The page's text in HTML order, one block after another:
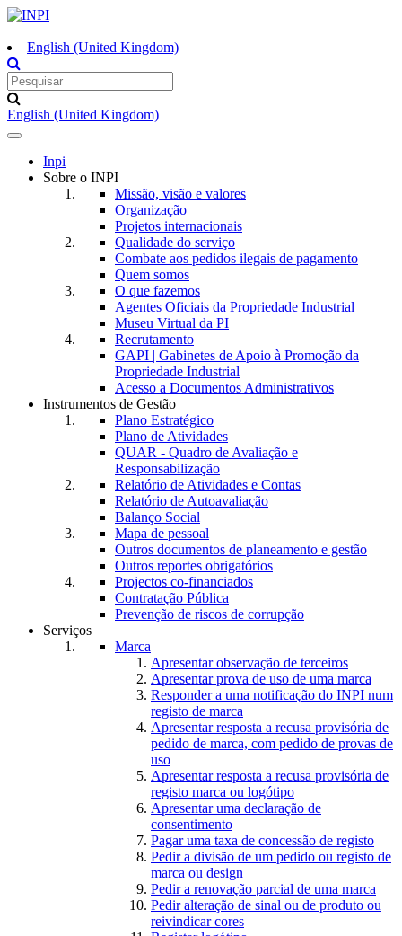
English (United Kingdom)
English (United Kingdom)
Toggle
navigation
Inpi
Sobre o INPI
Missão, visão e valores
Organização
Projetos internacionais
Qualidade do serviço
Combate aos pedidos ilegais de pagamento
Quem somos
O que fazemos
Agentes Oficiais da Propriedade Industrial
Museu Virtual da PI
Recrutamento
GAPI | Gabinetes de Apoio à Promoção da
Propriedade Industrial
Acesso a Documentos Administrativos
Instrumentos de Gestão
Plano Estratégico
Plano de Atividades
QUAR - Quadro de Avaliação e
Responsabilização
Relatório de Atividades e Contas
Relatório de Autoavaliação
Balanço Social
Mapa de pessoal
Outros documentos de planeamento e gestão
Outros reportes obrigatórios
Projectos co-financiados
Contratação Pública
Prevenção de riscos de corrupção
Serviços
Marca
Apresentar observação de terceiros
Apresentar prova de uso de uma marca
Responder a uma notificação do INPI num
registo de marca
Apresentar resposta a recusa provisória de
pedido de marca, com pedido de provas de
uso
Apresentar resposta a recusa provisória de
registo marca ou logótipo
Apresentar uma declaração de
consentimento
Pagar uma taxa de concessão de registo
Pedir a divisão de um pedido ou registo de
marca ou design
Pedir a renovação parcial de uma marca
Pedir alteração de sinal ou de produto ou
reivindicar cores